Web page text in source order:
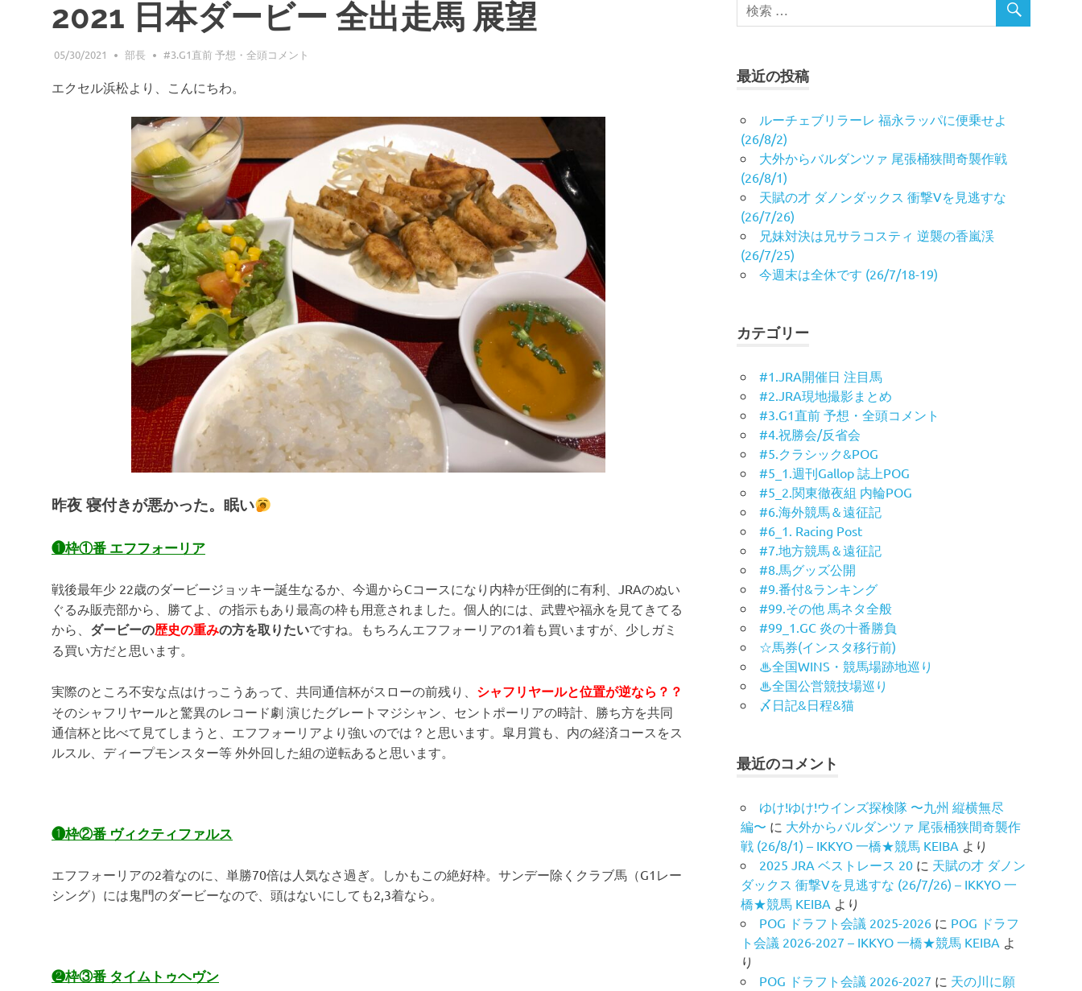
2021 日本ダービー 全出走馬 展望
05/30/2021 部長 #3.G1直前 予想・全頭コメント
エクセル浜松より、こんにちわ。
昨夜 寝付きが悪かった。眠い
❶枠①番 エフフォーリア
戦後最年少 22歳のダービージョッキー誕生なるか、今週からCコースになり内枠が圧倒的に有利、JRAのぬい
ぐるみ販売部から、勝てよ、の指示もあり最高の枠も用意されました。個人的には、武豊や福永を見てきてる
から、 ダービーの歴史の重みの方を取りたいですね。もちろんエフフォーリアの1着も買いますが、少しガミ
る買い方だと思います。
実際のところ不安な点はけっこうあって、共同通信杯がスローの前残り、 シャフリヤールと位置が逆なら？？
そのシャフリヤールと驚異のレコード劇 演じたグレートマジシャン、セントポーリアの時計、勝ち方を共同
通信杯と比べて見てしまうと、エフフォーリアより強いのでは？と思います。皐月賞も、内の経済コースをス
ルスル、ディープモンスター等 外外回した組の逆転あると思います。
❶枠②番 ヴィクティファルス
エフフォーリアの2着なのに、単勝70倍は人気なさ過ぎ。しかもこの絶好枠。サンデー除くクラブ馬（G1レー
シング）には鬼門のダービーなので、頭はないにしても2,3着なら。
❷枠③番 タイムトゥヘヴン
最近の投稿
ルーチェブリラーレ 福永ラッパに便乗せよ
(26/8/2)
大外からバルダンツァ 尾張桶狭間奇襲作戦
(26/8/1)
天賦の才 ダノンダックス 衝撃Vを見逃すな
(26/7/26)
兄妹対決は兄サラコスティ 逆襲の香嵐渓
(26/7/25)
今週末は全休です (26/7/18-19)
カテゴリー
#1.JRA開催日 注目馬
#2.JRA現地撮影まとめ
#3.G1直前 予想・全頭コメント
#4.祝勝会/反省会
#5.クラシック&POG
#5_1.週刊Gallop 誌上POG
#5_2.関東徹夜組 内輪POG
#6.海外競馬＆遠征記
#6_1. Racing Post
#7.地方競馬＆遠征記
#8.馬グッズ公開
#9.番付&ランキング
#99.その他 馬ネタ全般
#99_1.GC 炎の十番勝負
☆馬券(インスタ移行前)
♨︎全国WINS・競馬場跡地巡り
♨︎全国公営競技場巡り
〆日記&日程&猫
最近のコメント
ゆけ!ゆけ!ウインズ探検隊 〜九州 縦横無尽
編〜 に 大外からバルダンツァ 尾張桶狭間奇襲作
戦 (26/8/1) – IKKYO 一橋★競馬 KEIBA より
2025 JRA ベストレース 20 に 天賦の才 ダノン
ダックス 衝撃Vを見逃すな (26/7/26) – IKKYO 一
橋★競馬 KEIBA より
POG ドラフト会議 2025-2026 に POG ドラフ
ト会議 2026-2027 – IKKYO 一橋★競馬 KEIBA よ
り
POG ドラフト会議 2026-2027 に 天の川に願